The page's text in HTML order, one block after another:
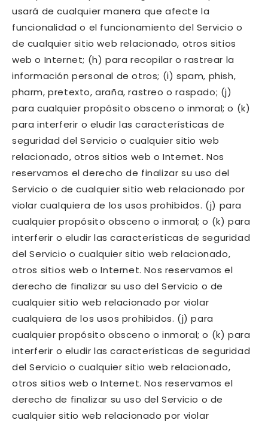
usará de cualquier manera que afecte la
funcionalidad o el funcionamiento del Servicio o
de cualquier sitio web relacionado, otros sitios
web o Internet; (h) para recopilar o rastrear la
información personal de otros; (i) spam, phish,
pharm, pretexto, araña, rastreo o raspado; (j)
para cualquier propósito obsceno o inmoral; o (k)
para interferir o eludir las características de
seguridad del Servicio o cualquier sitio web
relacionado, otros sitios web o Internet. Nos
reservamos el derecho de finalizar su uso del
Servicio o de cualquier sitio web relacionado por
violar cualquiera de los usos prohibidos. (j) para
cualquier propósito obsceno o inmoral; o (k) para
interferir o eludir las características de seguridad
del Servicio o cualquier sitio web relacionado,
otros sitios web o Internet. Nos reservamos el
derecho de finalizar su uso del Servicio o de
cualquier sitio web relacionado por violar
cualquiera de los usos prohibidos. (j) para
cualquier propósito obsceno o inmoral; o (k) para
interferir o eludir las características de seguridad
del Servicio o cualquier sitio web relacionado,
otros sitios web o Internet. Nos reservamos el
derecho de finalizar su uso del Servicio o de
cualquier sitio web relacionado por violar